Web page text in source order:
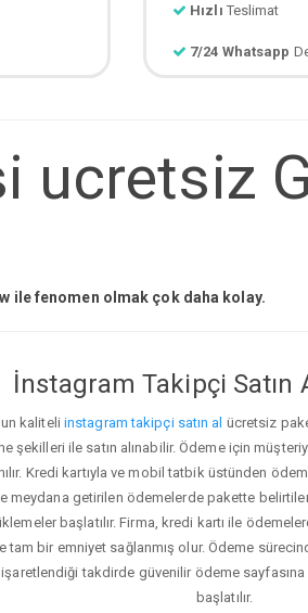
Hızlı Teslimat
7/24 Whatsapp
ucretsiz
ile fenomen olmak çok daha kolay.
İnstagram Takipçi Satın
kaliteli instagram takipçi satın al ücretsiz
şekilleri ile satın alınabilir. Ödeme için
Kredi kartıyla ve mobil tatbik üstünden
meydana getirilen ödemelerde pakette
başlatılır. Firma, kredi kartı ile
tam bir emniyet sağlanmış olur. Ödeme
takdirde güvenilir ödeme
başlatılır.